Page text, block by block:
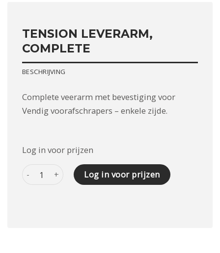
TENSION LEVERARM,
COMPLETE
BESCHRIJVING
Complete veerarm met bevestiging voor
Vendig voorafschrapers – enkele zijde.
Log in voor prijzen
TENSION LEVERARM, COMPLETE aantal
Log in voor prijzen